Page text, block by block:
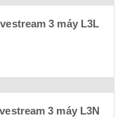
3 máy L3L
3 máy L3N